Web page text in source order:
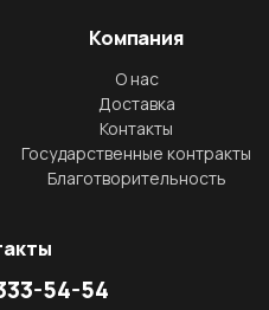
Компания
О нас
Доставка
Контакты
Государственные контракты
Благотворительность
54-54